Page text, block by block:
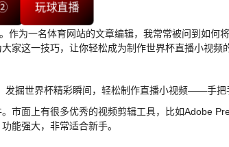
玩球直播
作为一名体育网站的文章编辑，我常常被问到如何
家这一技巧，让你轻松成为制作世界杯直播小视频
市面上有很多优秀的视频剪辑工具，比如Adobe
能强大，非常适合新手。